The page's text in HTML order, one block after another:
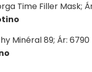
Time Filler Mask;
Minéral 89; Ár: 6790